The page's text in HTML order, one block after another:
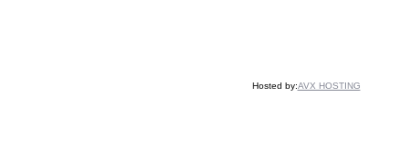
Hosted by:AVX HOSTING